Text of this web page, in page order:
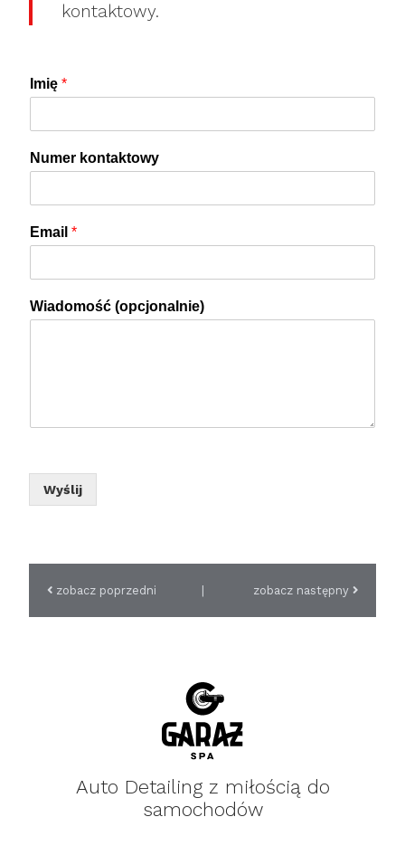
kontaktowy.
Imię *
Numer kontaktowy
Email *
Wiadomość (opcjonalnie)
Wyślij
zobacz poprzedni zobacz następny
Auto Detailing z miłością do
samochodów